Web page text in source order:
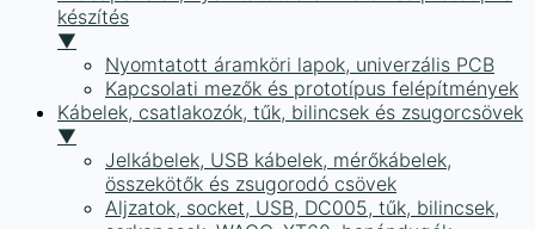
készítés
▼
Nyomtatott áramköri lapok, univerzális PCB
Kapcsolati mezők és prototípus felépítmények
Kábelek, csatlakozók, tűk, bilincsek és zsugorcsövek
▼
Jelkábelek, USB kábelek, mérőkábelek,
összekötők és zsugorodó csövek
Aljzatok, socket, USB, DC005, tűk, bilincsek,